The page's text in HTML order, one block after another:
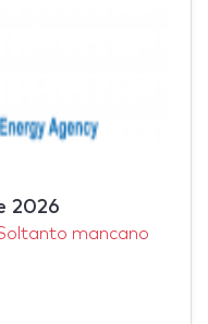
2026
mancano